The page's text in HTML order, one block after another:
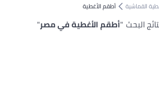
القماشية أطقم الأغطية
"أطقم الأغطية في مصر"